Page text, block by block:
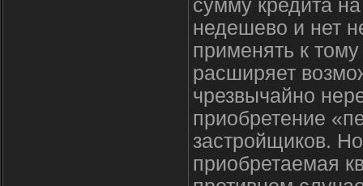
сумму кредита
недешево и нет
применять к
расширяет
чрезвычайно
приобретение
застройщиков.
приобретаемая